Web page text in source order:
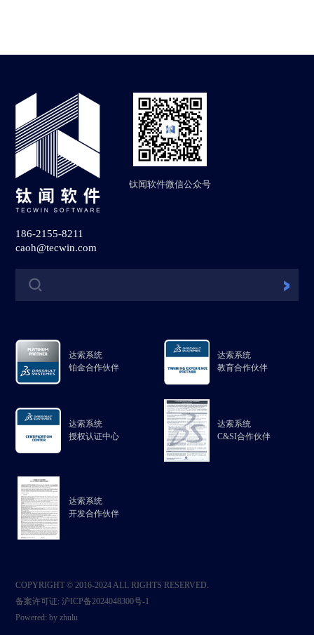
钛闻软件微信公众号
186-2155-8211
caoh@tecwin.com
达索系统
铂金合作伙伴
达索系统
教育合作伙伴
达索系统
授权认证中心
达索系统
C&SI合作伙伴
达索系统
开发合作伙伴
COPYRIGHT © 2016-2024 ALL RIGHTS RESERVED.
备案许可证:沪ICP备2024048300号-1
Powered:by zhulu